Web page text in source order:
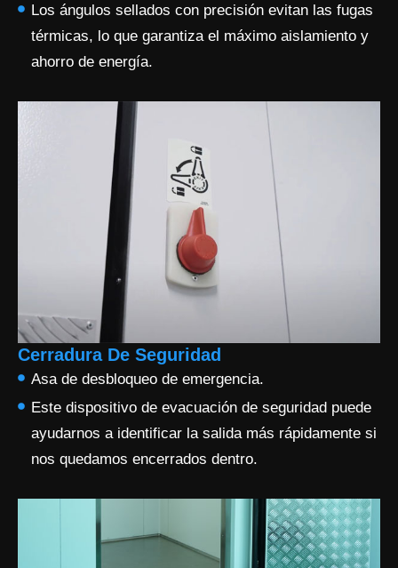
Los ángulos sellados con precisión evitan las fugas
térmicas, lo que garantiza el máximo aislamiento y
ahorro de energía.
Cerradura De Seguridad
Asa de desbloqueo de emergencia.
Este dispositivo de evacuación de seguridad puede
ayudarnos a identificar la salida más rápidamente si
nos quedamos encerrados dentro.